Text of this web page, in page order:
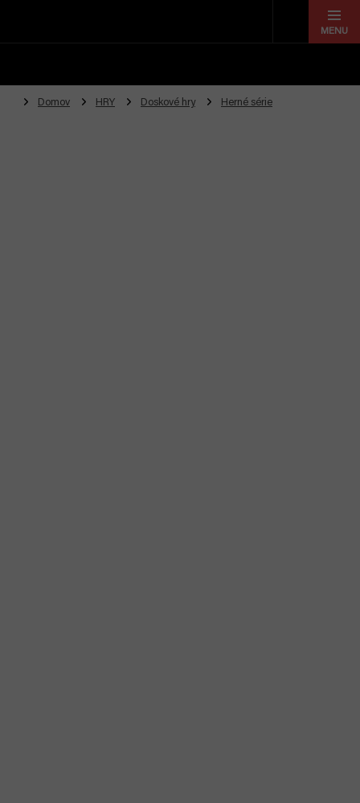
Domov HRY Doskové hry Herné série